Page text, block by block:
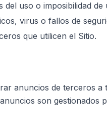
del uso o imposibilidad de
virus o fallos de
que utilicen el Sitio.
anuncios de terceros
son